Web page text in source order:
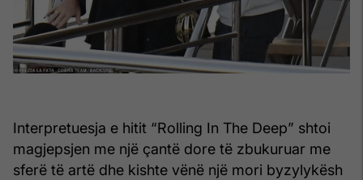
Interpretuesja e hitit “Rolling In The Deep” shtoi
magjepsjen me një çantë dore të zbukuruar me
sferë të artë dhe kishte vënë një mori byzylykësh